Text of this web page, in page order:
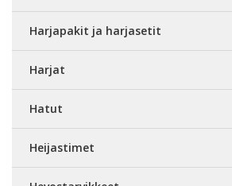
Harjapakit ja harjasetit
Harjat
Hatut
Heijastimet